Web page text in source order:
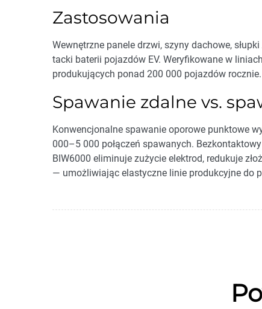
Zastosowania
Wewnętrzne panele drzwi, szyny dachowe,
tacki baterii pojazdów EV. Weryfikowane w
produkujących ponad 200 000 pojazdów rocznie.
Spawanie zdalne vs.
Konwencjonalne spawanie oporowe punktowe
000–5 000 połączeń spawanych.
BIW6000 eliminuje zużycie elektrod, redukuje
— umożliwiając elastyczne linie produkcyjne do